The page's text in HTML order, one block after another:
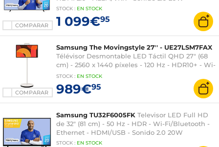
COMPARAR
STOCK : EN STOCK
1 099€95
COMPARAR
Samsung The Movingstyle 27'' - UE27LSM7FAX
Télévisor Desmontable LED Táctil QHD 27" (68
cm) - 2560 x 1440 píxeles - 120 Hz - HDR10+ - Wi-
Fi/Bluetooth/AirPlay 2 - Google Cast - Sonido 2.0
10W - Dolby Atmos
STOCK : EN STOCK
989€95
Samsung TU32F6005FK Televisor LED Full HD
de 32" (81 cm) - 50 Hz - HDR - Wi-Fi/Bluetooth -
Ethernet - HDMI/USB - Sonido 2.0 20W
STOCK : EN STOCK